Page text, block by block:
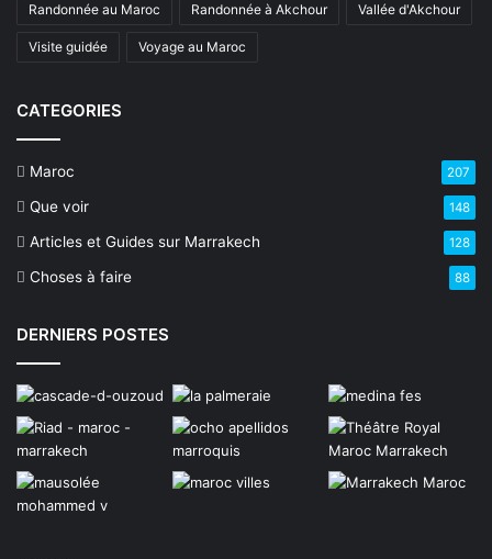
Randonnée au Maroc Randonnée à Akchour Vallée d'Akchour
Visite guidée Voyage au Maroc
CATEGORIES
Maroc 207
Que voir 148
Articles et Guides sur Marrakech 128
Choses à faire 88
DERNIERS POSTES